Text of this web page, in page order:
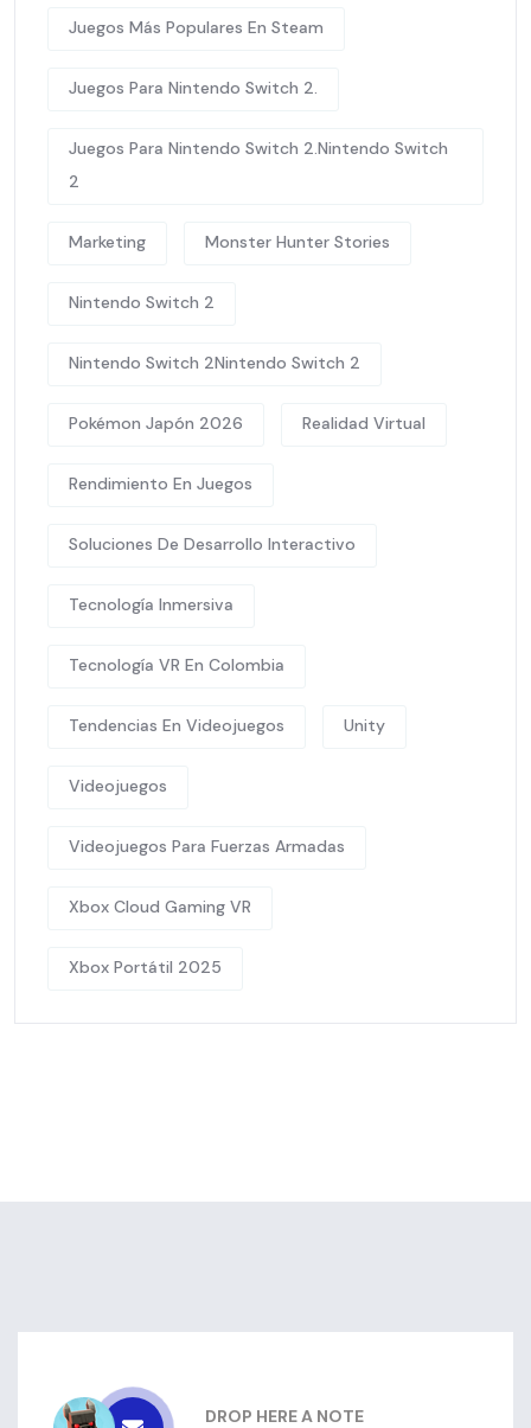
Juegos Más Populares En Steam
Juegos Para Nintendo Switch 2.
Juegos Para Nintendo Switch 2.Nintendo Switch
2
Marketing Monster Hunter Stories
Nintendo Switch 2
Nintendo Switch 2Nintendo Switch 2
Pokémon Japón 2026 Realidad Virtual
Rendimiento En Juegos
Soluciones De Desarrollo Interactivo
Tecnología Inmersiva
Tecnología VR En Colombia
Tendencias En Videojuegos Unity
Videojuegos
Videojuegos Para Fuerzas Armadas
Xbox Cloud Gaming VR
Xbox Portátil 2025
DROP HERE A NOTE